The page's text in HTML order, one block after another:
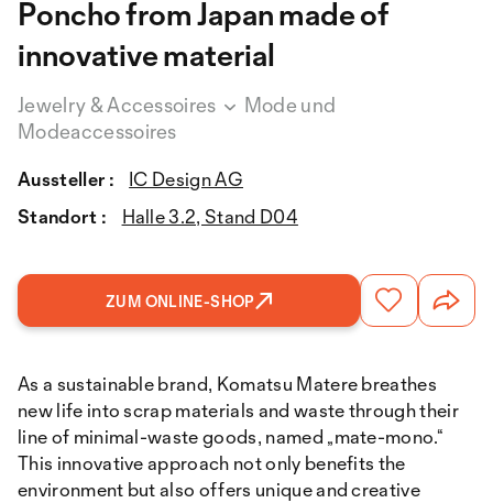
Poncho from Japan made of
innovative material
Jewelry & Accessoires
Mode und
Modeaccessoires
Aussteller :
IC Design AG
Standort :
Halle 3.2, Stand D04
ZUM ONLINE-SHOP
As a sustainable brand, Komatsu Matere breathes
new life into scrap materials and waste through their
line of minimal-waste goods, named „mate-mono.“
This innovative approach not only benefits the
environment but also offers unique and creative